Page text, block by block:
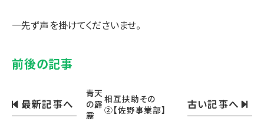
一先ず声を掛けてくださいませ。
前後の記事
最新記事へ
青天
の霹
靂
古い記事へ
相互扶助その
②【佐野事業部】